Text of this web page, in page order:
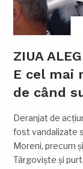
ZIUA
E cel mai
de când
Deranjat de
fost vandalizate
Moreni, precum
Târgoviște și